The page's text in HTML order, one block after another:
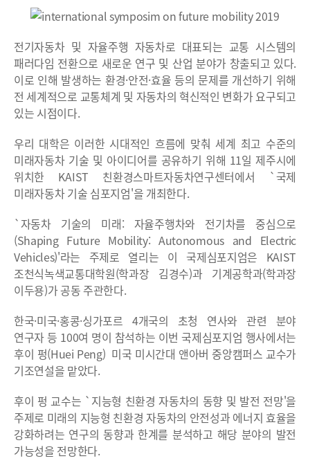
전기자동차 및 자율주행 자동차로 대표되는 교통 시스템의
패러다임 전환으로 새로운 연구 및 산업 분야가 창출되고 있다.
이로 인해 발생하는 환경·안전·효율 등의 문제를 개선하기 위해
전 세계적으로 교통체계 및 자동차의 혁신적인 변화가 요구되고
있는 시점이다.
우리 대학은 이러한 시대적인 흐름에 맞춰 세계 최고 수준의
미래자동차 기술 및 아이디어를 공유하기 위해 11일 제주시에
위치한 KAIST 친환경스마트자동차연구센터에서 `국제
미래자동차 기술 심포지엄'을 개최한다.
`자동차 기술의 미래: 자율주행차와 전기차를 중심으로
(Shaping Future Mobility: Autonomous and Electric
Vehicles)'라는 주제로 열리는 이 국제심포지엄은 KAIST
조천식녹색교통대학원(학과장 김경수)과 기계공학과(학과장
이두용)가 공동 주관한다.
한국·미국·홍콩·싱가포르 4개국의 초청 연사와 관련 분야
연구자 등 100여 명이 참석하는 이번 국제심포지엄 행사에서는
후이 펑(Huei Peng) 미국 미시간대 앤아버 중앙캠퍼스 교수가
기조연설을 맡았다.
후이 펑 교수는 `지능형 친환경 자동차의 동향 및 발전 전망'을
주제로 미래의 지능형 친환경 자동차의 안전성과 에너지 효율을
강화하려는 연구의 동향과 한계를 분석하고 해당 분야의 발전
가능성을 전망한다.